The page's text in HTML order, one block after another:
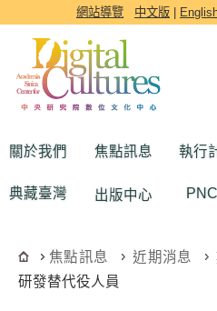
跳到主要內容區塊網站導覽 中文版
關於我們 焦點訊息 執行
典藏臺灣 出版中心
焦點訊息 近期消息
研發替代役人員